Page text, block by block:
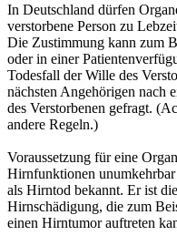
In Deutschland dürfen
verstorbene Person zu
Die Zustimmung kann zum
oder in einer
Todesfall der Wille des
nächsten Angehörigen nach
des Verstorbenen gefragt.
andere Regeln.)
Voraussetzung für eine
Hirnfunktionen
als Hirntod bekannt. Er ist
Hirnschädigung, die zum
einen Hirntumor auftreten